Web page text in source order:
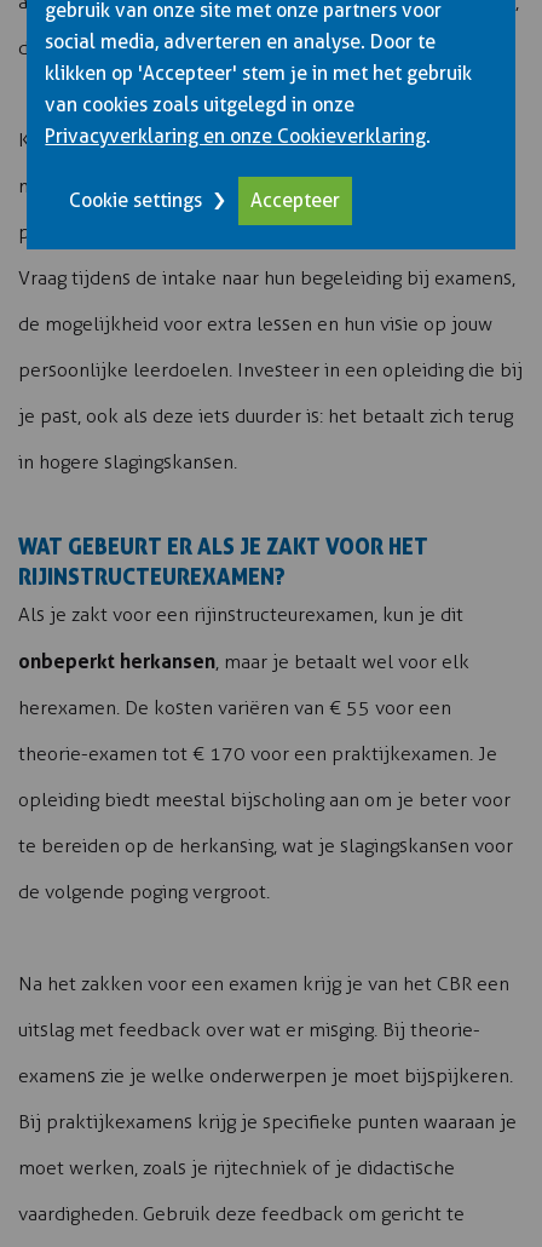
dus begin op tijd met leren en herhaal regelmatig.
Kies je opleiding zorgvuldig uit. Een erkende opleiding
met kleine groepen, ervaren docenten en veel
praktijkmogelijkheden vergroot je kansen aanzienlijk.
Vraag tijdens de intake naar hun begeleiding bij examens,
de mogelijkheid voor extra lessen en hun visie op jouw
persoonlijke leerdoelen. Investeer in een opleiding die bij
je past, ook als deze iets duurder is: het betaalt zich terug
in hogere slagingskansen.
WAT GEBEURT ER ALS JE ZAKT VOOR HET
RIJINSTRUCTEUREXAMEN?
Als je zakt voor een rijinstructeurexamen, kun je dit
onbeperkt herkansen, maar je betaalt wel voor elk
herexamen. De kosten variëren van € 55 voor een
theorie-examen tot € 170 voor een praktijkexamen. Je
opleiding biedt meestal bijscholing aan om je beter voor
te bereiden op de herkansing, wat je slagingskansen voor
de volgende poging vergroot.
Na het zakken voor een examen krijg je van het CBR een
uitslag met feedback over wat er misging. Bij theorie-
examens zie je welke onderwerpen je moet bijspijkeren.
Bij praktijkexamens krijg je specifieke punten waaraan je
moet werken, zoals je rijtechniek of je didactische
vaardigheden. Gebruik deze feedback om gericht te
gebruik van onze site met onze partners voor
social media, adverteren en analyse. Door te
klikken op 'Accepteer' stem je in met het gebruik
van cookies zoals uitgelegd in onze
Privacyverklaring en onze Cookieverklaring.
Cookie settings Accepteer